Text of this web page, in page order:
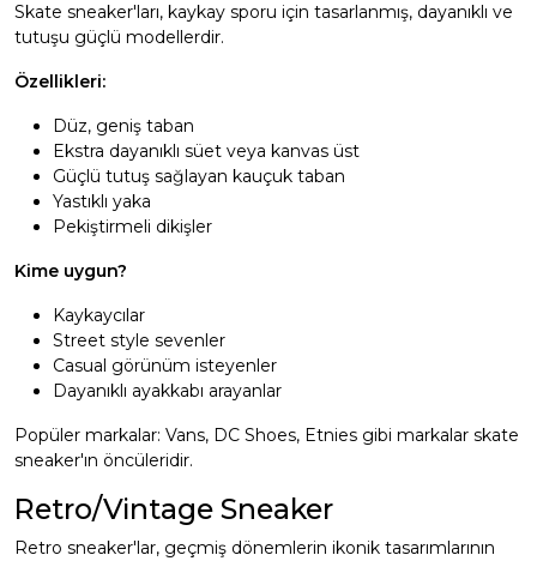
Skate sneaker'ları, kaykay sporu için tasarlanmış, dayanıklı ve
tutuşu güçlü modellerdir.
Özellikleri:
Düz, geniş taban
Ekstra dayanıklı süet veya kanvas üst
Güçlü tutuş sağlayan kauçuk taban
Yastıklı yaka
Pekiştirmeli dikişler
Kime uygun?
Kaykaycılar
Street style sevenler
Casual görünüm isteyenler
Dayanıklı ayakkabı arayanlar
Popüler markalar: Vans, DC Shoes, Etnies gibi markalar skate
sneaker'ın öncüleridir.
Retro/Vintage Sneaker
Retro sneaker'lar, geçmiş dönemlerin ikonik tasarımlarının